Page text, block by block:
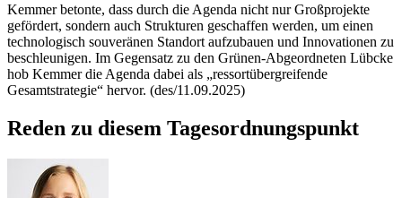
Kemmer betonte, dass durch die Agenda nicht nur Großprojekte
gefördert, sondern auch Strukturen geschaffen werden, um einen
technologisch souveränen Standort aufzubauen und Innovationen zu
beschleunigen. Im Gegensatz zu den Grünen-Abgeordneten Lübcke
hob Kemmer die Agenda dabei als „ressortübergreifende
Gesamtstrategie“ hervor. (des/11.09.2025)
Reden zu diesem Tagesordnungspunkt